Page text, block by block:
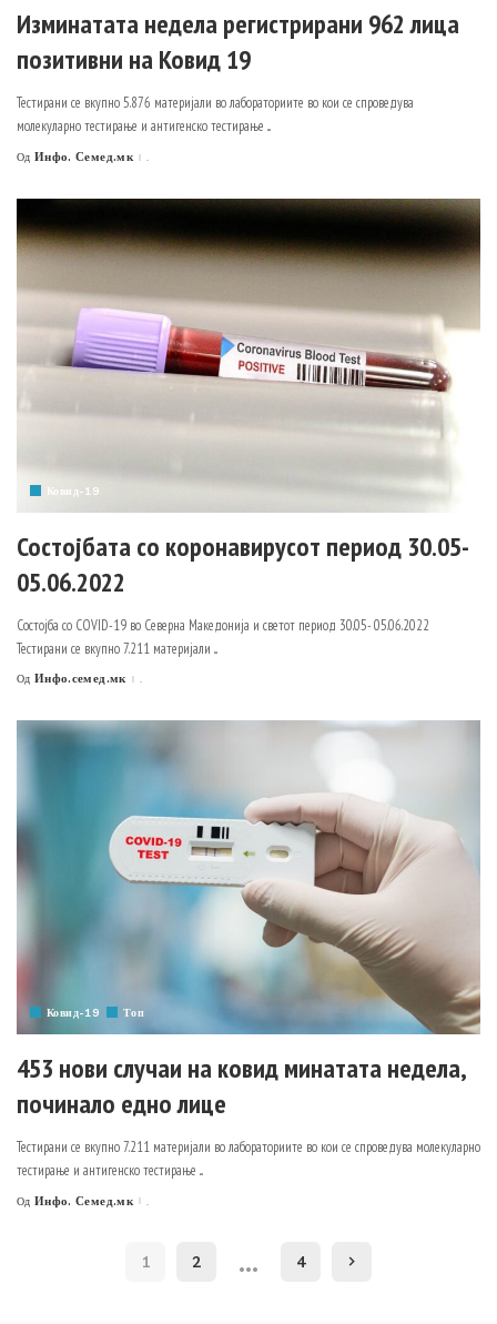
Изминатата недела регистрирани 962 лица
позитивни на Ковид 19
Тестирани се вкупно 5.876 материјали во лабораториите во кои се спроведува
молекуларно тестирање и антигенско тестирање ...
Posted
Од Инфо. Семед.мк .
Ковид-19
Состојбата со коронавирусот период 30.05-
05.06.2022
Состојба со COVID-19 во Северна Македонија и светот период 30.05- 05.06.2022
Тестирани се вкупно 7.211 материјали ...
Posted
Од Инфо.семед.мк .
Ковид-19 Топ
453 нови случаи на ковид минатата недела,
починало едно лице
Тестирани се вкупно 7.211 материјали во лабораториите во кои се спроведува молекуларно
тестирање и антигенско тестирање ...
Posted
Од Инфо. Семед.мк
1 2 … 4